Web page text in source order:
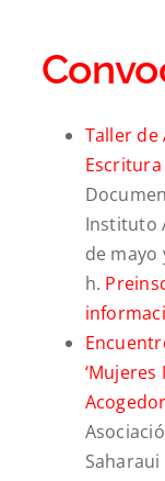
Taller de
Escritura
Instituto
de mayo
h.
Saharaui